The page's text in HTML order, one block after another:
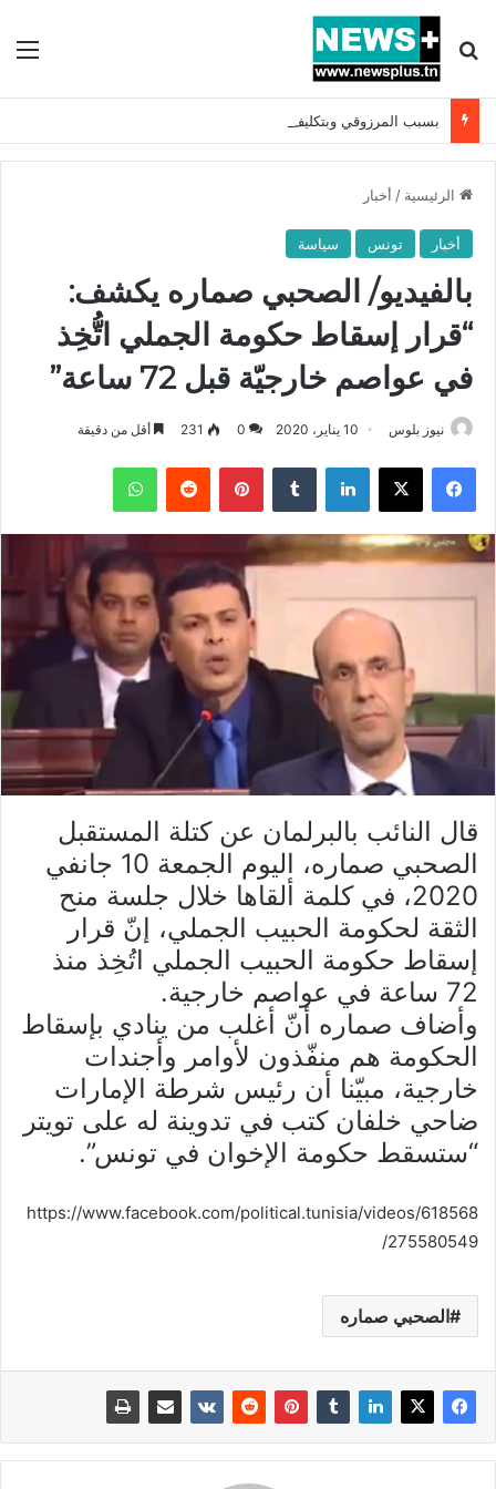
بحث عن
الرئيسية / أخبار
أخبار تونس سياسة
بالفيديو/ الصحبي صماره يكشف:
“قرار إسقاط حكومة الجملي اتُّخِذ
في عواصم خارجيّة قبل 72 ساعة”
نيوز بلوس 10 يناير، 2020 0
231 أقل من دقيقة
فيسبوك X لينكدإن بينتيريست واتساب
قال النائب بالبرلمان عن كتلة المستقبل
الصحبي صماره، اليوم الجمعة 10 جانفي
2020، في كلمة ألقاها خلال جلسة منح
الثقة لحكومة الحبيب الجملي، إنّ قرار
إسقاط حكومة الحبيب الجملي اتُخِذ منذ
72 ساعة في عواصم خارجية.
وأضاف صماره أنّ أغلب من ينادي بإسقاط
الحكومة هم منفّذون لأوامر وأجندات
خارجية، مبيّنا أن رئيس شرطة الإمارات
ضاحي خلفان كتب في تدوينة له على تويتر
“ستسقط حكومة الإخوان في تونس”.
https://www.facebook.com/political.tunisia/videos/618568
275580549/
الصحبي صماره